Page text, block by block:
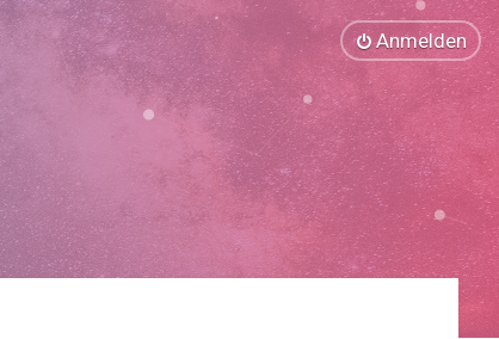
Anmelden